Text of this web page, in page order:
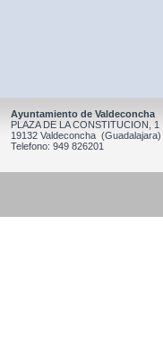
Ayuntamiento de Valdeconcha
PLAZA DE LA CONSTITUCION, 1
19132 Valdeconcha (Guadalajara)
Telefono: 949 826201